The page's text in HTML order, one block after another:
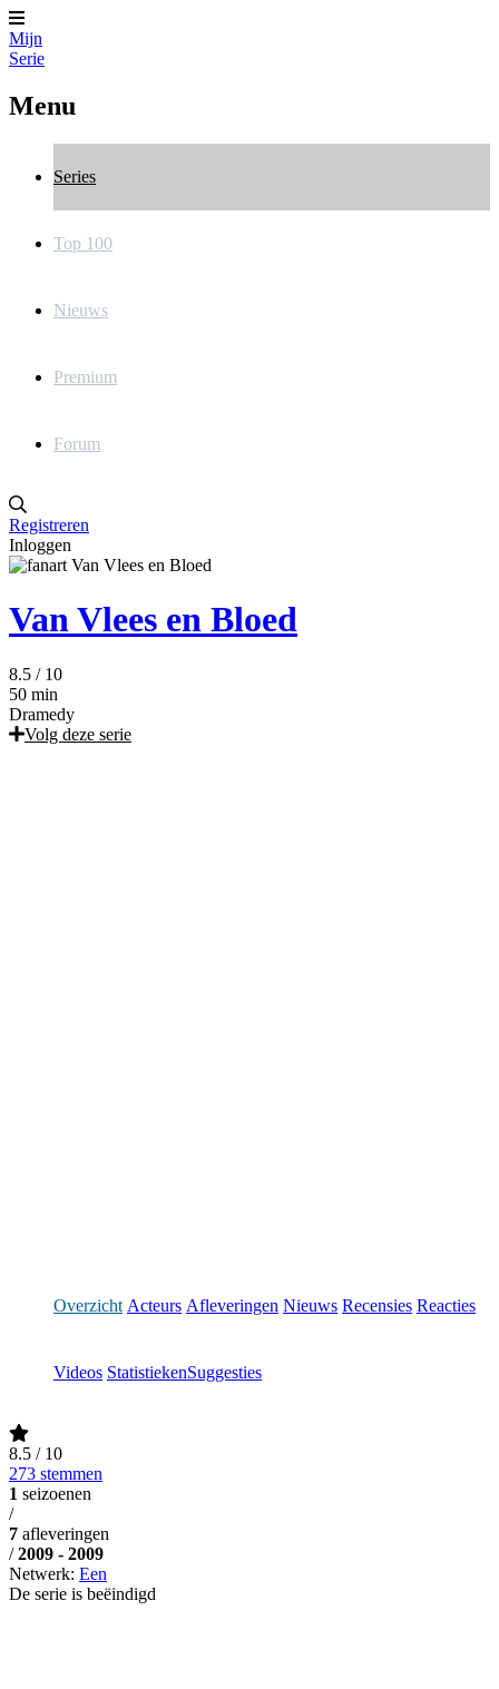
Mijn
Serie
Menu
Series
Top 100
Nieuws
Premium
Forum
Registreren
Inloggen
Van Vlees en Bloed
8.5 / 10
50 min
Dramedy
Volg deze serie
Overzicht Acteurs Afleveringen Nieuws Recensies Reacties
Videos StatistiekenSuggesties
8.5 / 10
273 stemmen
1 seizoenen
/
7 afleveringen
/ 2009 - 2009
Netwerk: Een
De serie is beëindigd